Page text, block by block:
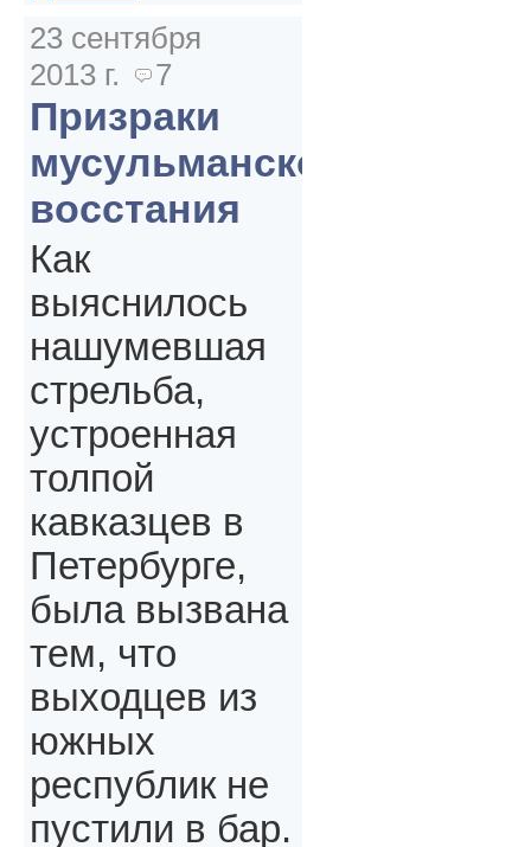
23 сентября
2013 г.
7
Призраки
мусульманского
восстания
Как
выяснилось
нашумевшая
стрельба,
устроенная
толпой
кавказцев в
Петербурге,
была вызвана
тем, что
выходцев из
южных
республик не
пустили в бар.